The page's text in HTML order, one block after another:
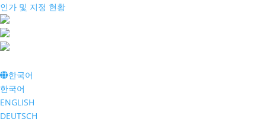
인가 및 지정 현황
한국어
한국어
ENGLISH
DEUTSCH